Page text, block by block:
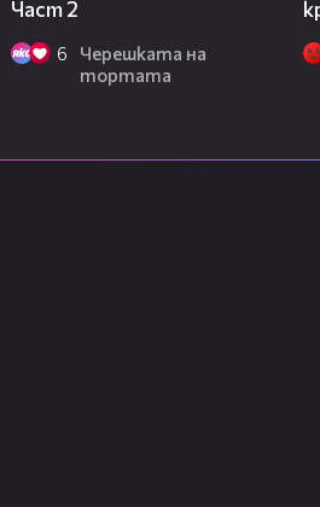
Част 2
6
Черешката на
тортата